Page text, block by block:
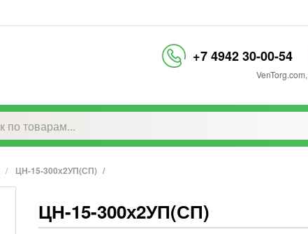
+7 4942 30-00-54
VenTorg.com,
ЦН-15-300х2УП(СП)
ЦН-15-300х2УП(СП)